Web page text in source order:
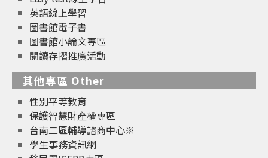
英語線上學習
圖書館電子書
圖書館小論文專區
閱讀存摺推廣活動
其他專區 Other
性別平等教育
保護智慧財產權專區
台南二區輔導諮商中心※
學生事務資訊網